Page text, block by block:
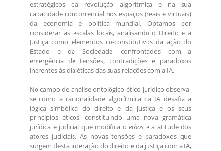
estratégicos da revolução algorítmica e na sua
capacidade concorrencial nos espaços (reais e virtuais)
da economia e política mundial. Optamos por
considerar as escalas locais, analisando o Direito e a
Justiça como elementos co-constitutivos da ação do
Estado e da Sociedade, confrontados com a
emergência de tensões, contradições e paradoxos
inerentes às dialéticas das suas relações com a IA.
No campo de análise ontológico-ético-jurídico observa-
se como a racionalidade algorítmica da IA desafia a
lógica simbólica do direito e da justiça e os seus
princípios éticos, constituindo uma nova gramática
jurídica e judicial que modifica o ethos e a atitude dos
atores judiciais. As novas tensões e paradoxos que
surgem desta interação do direito e da justiça com a IA,